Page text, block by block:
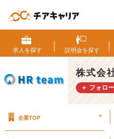
5
卒
大
型
イ
ベ
ワ
求人を探す 説明会を探す
株式会
＋ フォロー
企業TOP >